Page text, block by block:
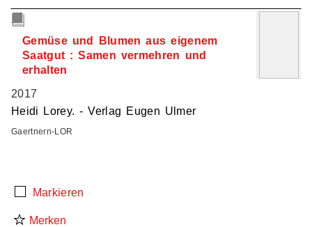
Gemüse und Blumen aus eigenem
Saatgut : Samen vermehren und
erhalten
2017
Heidi Lorey. - Verlag Eugen Ulmer
Gaertnern-LOR
Markieren
Merken